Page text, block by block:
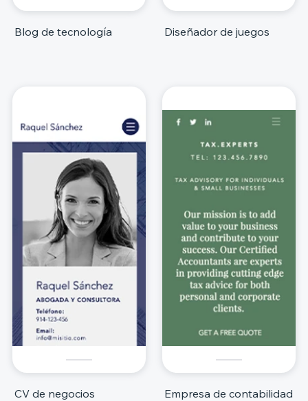
Blog de tecnología Diseñador de juegos
CV de negocios Empresa de contabilidad